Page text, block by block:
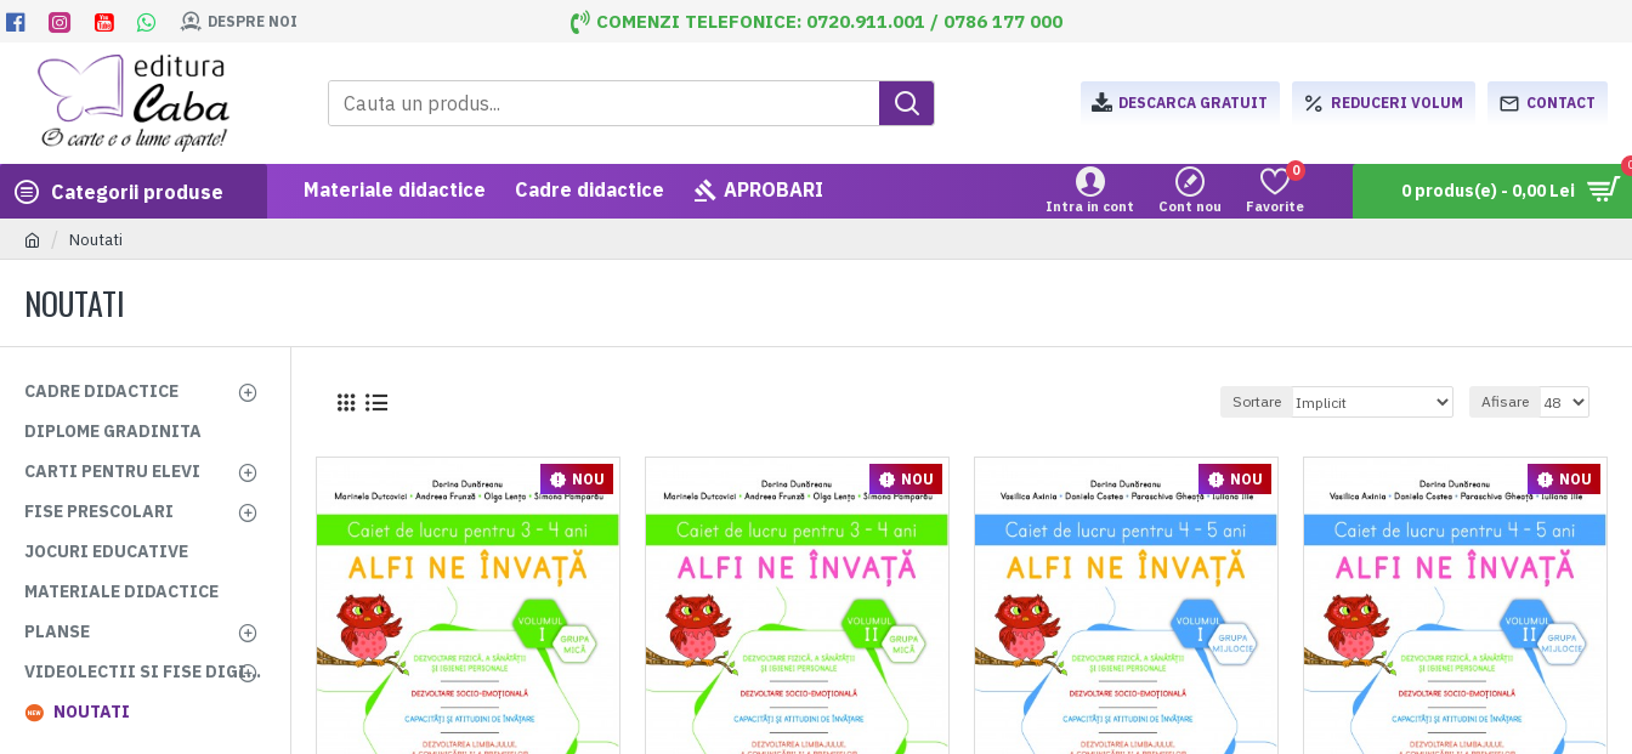
DESPRE NOI COMENZI TELEFONICE: 0720.911.001 / 0786 177 000
DESCARCA GRATUIT REDUCERI VOLUM CONTACT
Categorii produse Materiale didactice Cadre didactice APROBARI
Intra in cont Cont nou Favorite
0
0 produs(e) - 0,00 Lei
Noutati
NOUTATI
CADRE DIDACTICE
DIPLOME GRADINITA
CARTI PENTRU ELEVI
FISE PRESCOLARI
JOCURI EDUCATIVE
MATERIALE DIDACTICE
PLANSE
VIDEOLECTII SI FISE DIGITALE
NOUTATI
Sortare Afisare
NOU NOU NOU NOU